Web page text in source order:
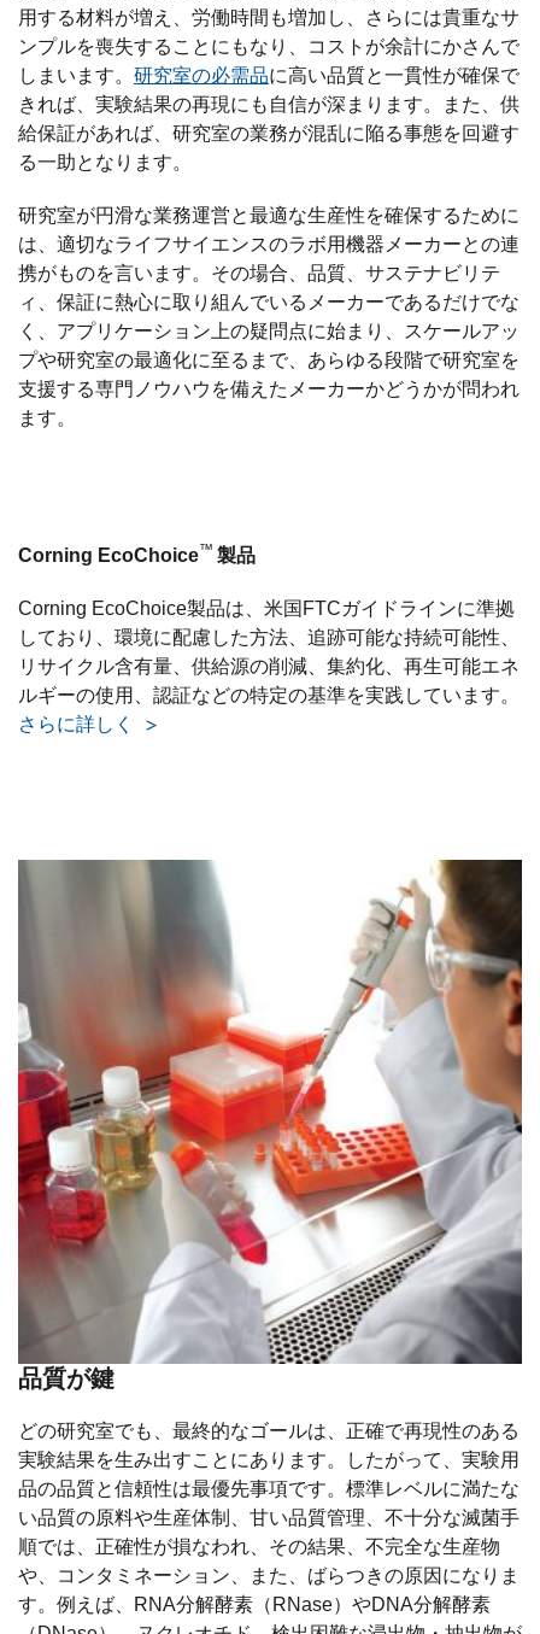
用する材料が増え、労働時間も増加し、さらには貴重なサ
ンプルを喪失することにもなり、コストが余計にかさんで
しまいます。 研究室の必需品に高い品質と一貫性が確保で
きれば、実験結果の再現にも自信が深まります。また、供
給保証があれば、研究室の業務が混乱に陥る事態を回避す
る一助となります。
研究室が円滑な業務運営と最適な生産性を確保するために
は、適切なライフサイエンスのラボ用機器メーカーとの連
携がものを言います。その場合、品質、サステナビリテ
ィ、保証に熱心に取り組んでいるメーカーであるだけでな
く、アプリケーション上の疑問点に始まり、スケールアッ
プや研究室の最適化に至るまで、あらゆる段階で研究室を
支援する専門ノウハウを備えたメーカーかどうかが問われ
ます。
Corning EcoChoice™ 製品
Corning EcoChoice製品は、米国FTCガイドラインに準拠
しており、環境に配慮した方法、追跡可能な持続可能性、
リサイクル含有量、供給源の削減、集約化、再生可能エネ
ルギーの使用、認証などの特定の基準を実践しています。
さらに詳しく
品質が鍵
どの研究室でも、最終的なゴールは、正確で再現性のある
実験結果を生み出すことにあります。したがって、実験用
品の品質と信頼性は最優先事項です。標準レベルに満たな
い品質の原料や生産体制、甘い品質管理、不十分な滅菌手
順では、正確性が損なわれ、その結果、不完全な生産物
や、コンタミネーション、また、ばらつきの原因になりま
す。例えば、RNA分解酵素（RNase）やDNA分解酵素